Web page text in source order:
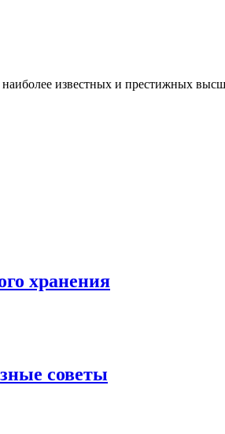
известных и престижных
хранения
советы